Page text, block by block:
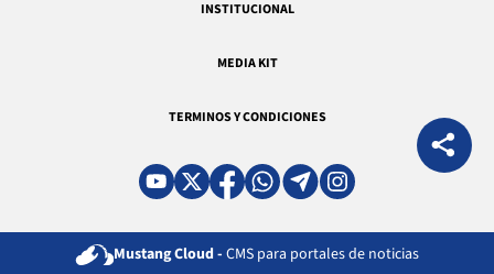
INSTITUCIONAL
MEDIA KIT
TERMINOS Y CONDICIONES
Mustang Cloud - CMS para portales de noticias